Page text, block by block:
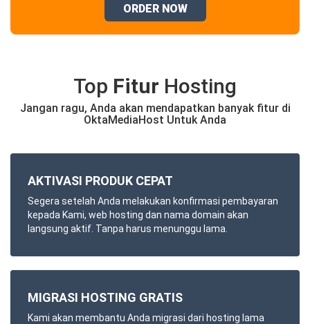
ORDER NOW
Top Fitur Hosting
Jangan ragu, Anda akan mendapatkan banyak fitur di
OktaMediaHost Untuk Anda
AKTIVASI PRODUK CEPAT
Segera setelah Anda melakukan konfirmasi pembayaran
kepada Kami, web hosting dan nama domain akan
langsung aktif. Tanpa harus menunggu lama.
MIGRASI HOSTING GRATIS
Kami akan membantu Anda migrasi dari hosting lama